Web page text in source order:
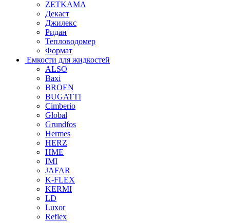
ZETKAMA
Декаст
Джилекс
Ридан
Тепловодомер
Формат
Емкости для жидкостей
ALSO
Baxi
BROEN
BUGATTI
Cimberio
Global
Grundfos
Hermes
HERZ
HME
IMI
JAFAR
K-FLEX
KERMI
LD
Luxor
Reflex